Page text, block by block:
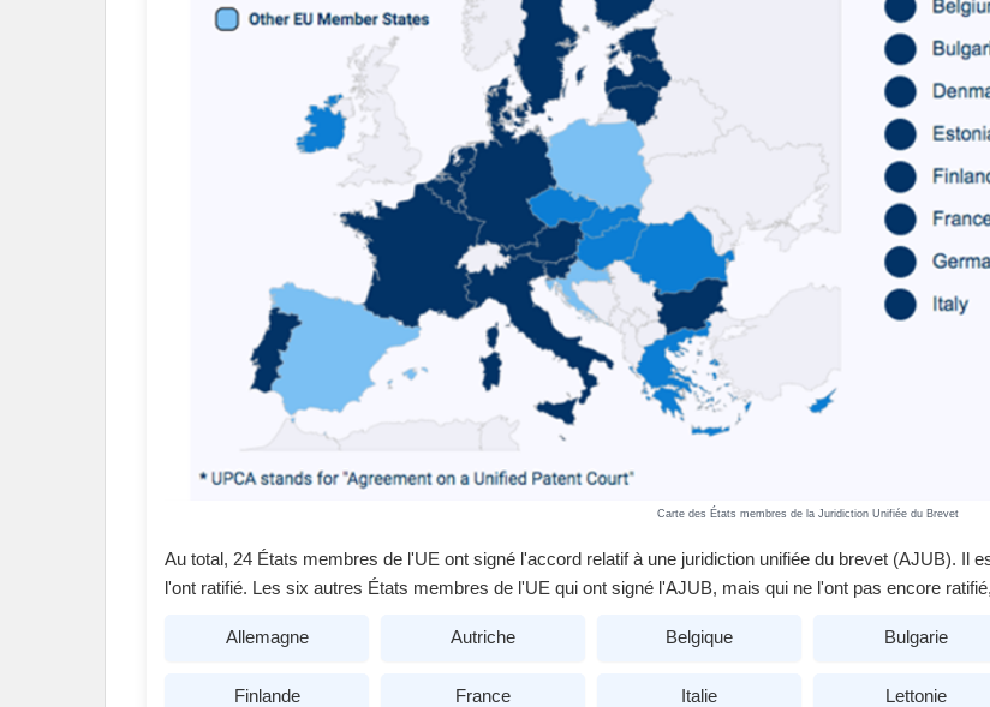
Carte des États membres de la Juridiction Unifiée du Brevet
Au total, 24 États membres de l'UE ont signé l'accord relatif à une juridiction unifiée du brevet (AJUB). Il
l'ont ratifié. Les six autres États membres de l'UE qui ont signé l'AJUB, mais qui ne l'ont pas encore
Allemagne Autriche Belgique Bulgarie
Finlande France Italie Lettonie